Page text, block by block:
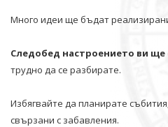
Много идеи ще бъдат
Следобед настроението ви ще
трудно да се разбирате.
Избягвайте да планирате
свързани с забавления.